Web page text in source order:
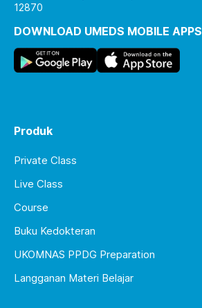
12870
DOWNLOAD UMEDS MOBILE APPS
Produk
Private Class
Live Class
Course
Buku Kedokteran
UKOMNAS PPDG Preparation
Langganan Materi Belajar